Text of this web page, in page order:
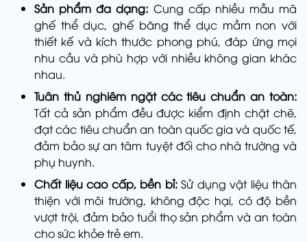
Sản phẩm đa dạng: Cung cấp nhiều mẫu mã
ghế thể dục, ghế băng thể dục mầm non với
thiết kế và kích thước phong phú, đáp ứng mọi
nhu cầu và phù hợp với nhiều không gian khác
nhau.
Tuân thủ nghiêm ngặt các tiêu chuẩn an toàn:
Tất cả sản phẩm đều được kiểm định chặt chẽ,
đạt các tiêu chuẩn an toàn quốc gia và quốc tế,
đảm bảo sự an tâm tuyệt đối cho nhà trường và
phụ huynh.
Chất liệu cao cấp, bền bỉ: Sử dụng vật liệu thân
thiện với môi trường, không độc hại, có độ bền
vượt trội, đảm bảo tuổi thọ sản phẩm và an toàn
cho sức khỏe trẻ em.